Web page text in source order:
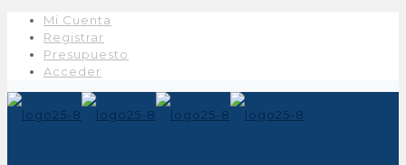
Mi Cuenta
Registrar
Presupuesto
Acceder